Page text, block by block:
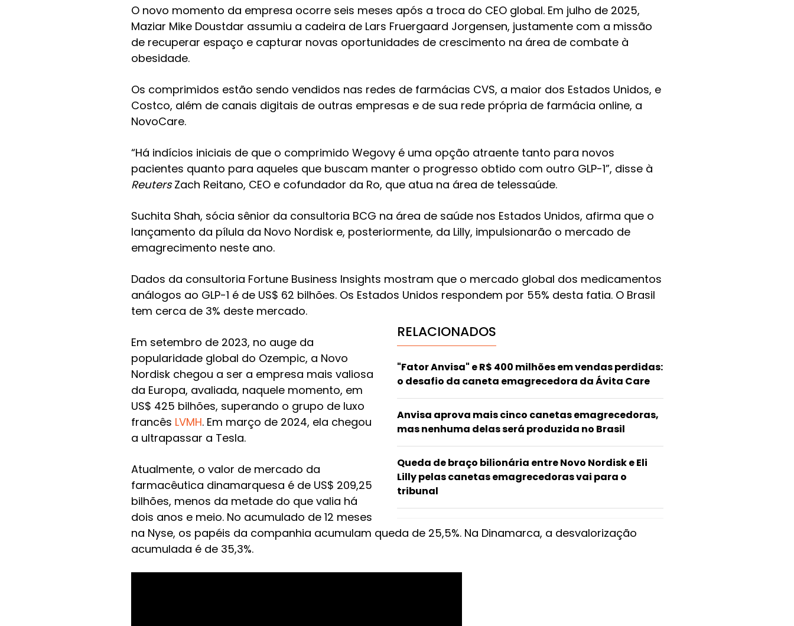
O novo momento da empresa ocorre seis meses após a troca do CEO global. Em julho de 2025,
Maziar Mike Doustdar assumiu a cadeira de Lars Fruergaard Jorgensen, justamente com a missão
de recuperar espaço e capturar novas oportunidades de crescimento na área de combate à
obesidade.
Os comprimidos estão sendo vendidos nas redes de farmácias CVS, a maior dos Estados Unidos, e
Costco, além de canais digitais de outras empresas e de sua rede própria de farmácia online, a
NovoCare.
“Há indícios iniciais de que o comprimido Wegovy é uma opção atraente tanto para novos
pacientes quanto para aqueles que buscam manter o progresso obtido com outro GLP-1”, disse à
ReutersZach Reitano, CEO e cofundador da Ro, que atua na área de telessaúde.
Suchita Shah, sócia sênior da consultoria BCG na área de saúde nos Estados Unidos, afirma que o
lançamento da pílula da Novo Nordisk e, posteriormente, da Lilly, impulsionarão o mercado de
emagrecimento neste ano.
Dados da consultoria Fortune Business Insights mostram que o mercado global dos medicamentos
análogos ao GLP-1 é de US$ 62 bilhões. Os Estados Unidos respondem por 55% desta fatia. O Brasil
tem cerca de 3% deste mercado.
RELACIONADOS
"Fator Anvisa" e R$ 400 milhões em vendas perdidas:
o desafio da caneta emagrecedora da Ávita Care
Anvisa aprova mais cinco canetas emagrecedoras,
mas nenhuma delas será produzida no Brasil
Queda de braço bilionária entre Novo Nordisk e Eli
Lilly pelas canetas emagrecedoras vai para o
tribunal
Em setembro de 2023, no auge da
popularidade global do Ozempic, a Novo
Nordisk chegou a ser a empresa mais valiosa
da Europa, avaliada, naquele momento, em
US$ 425 bilhões, superando o grupo de luxo
francês LVMH. Em março de 2024, ela chegou
a ultrapassar a Tesla.
Atualmente, o valor de mercado da
farmacêutica dinamarquesa é de US$ 209,25
bilhões, menos da metade do que valia há
dois anos e meio. No acumulado de 12 meses
na Nyse, os papéis da companhia acumulam queda de 25,5%. Na Dinamarca, a desvalorização
acumulada é de 35,3%.